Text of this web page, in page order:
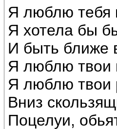
Я люблю тебя
Я хотела бы
И быть ближе
Я люблю твои
Я люблю твои
Вниз
Поцелуи,